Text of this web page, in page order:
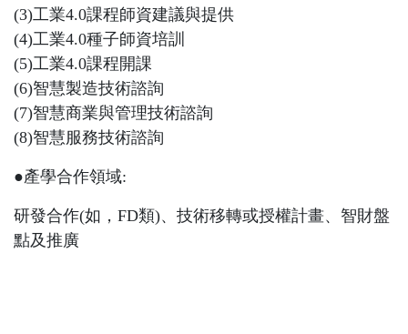
(3)工業4.0課程師資建議與提供
(4)工業4.0種子師資培訓
(5)工業4.0課程開課
(6)智慧製造技術諮詢
(7)智慧商業與管理技術諮詢
(8)智慧服務技術諮詢
●產學合作領域:
研發合作(如， FD類)、技術移轉或授權計畫、智財盤
點及推廣